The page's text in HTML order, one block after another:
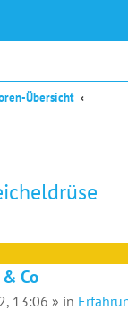
Übersicht
Co
13:06 » in